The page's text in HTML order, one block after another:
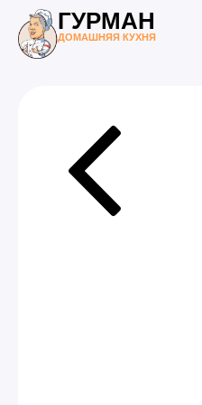
ГУРМАН
ДОМАШНЯЯ КУХНЯ